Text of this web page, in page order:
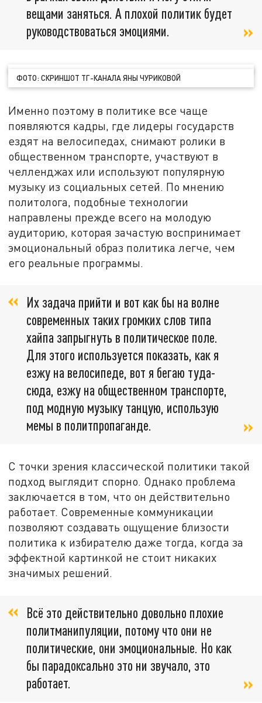
вещами заняться. А плохой политик будет
руководствоваться эмоциями.
ФОТО: СКРИНШОТ ТГ-КАНАЛА ЯНЫ ЧУРИКОВОЙ
Именно поэтому в политике все чаще
появляются кадры, где лидеры государств
ездят на велосипедах, снимают ролики в
общественном транспорте, участвуют в
челленджах или используют популярную
музыку из социальных сетей. По мнению
политолога, подобные технологии
направлены прежде всего на молодую
аудиторию, которая зачастую воспринимает
эмоциональный образ политика легче, чем
его реальные программы.
Их задача прийти и вот как бы на волне
современных таких громких слов типа
хайпа запрыгнуть в политическое поле.
Для этого используется показать, как я
езжу на велосипеде, вот я бегаю туда-
сюда, езжу на общественном транспорте,
под модную музыку танцую, использую
мемы в политпропаганде.
С точки зрения классической политики такой
подход выглядит спорно. Однако проблема
заключается в том, что он действительно
работает. Современные коммуникации
позволяют создавать ощущение близости
политика к избирателю даже тогда, когда за
эффектной картинкой не стоит никаких
значимых решений.
Всё это действительно довольно плохие
политманипуляции, потому что они не
политические, они эмоциональные. Но как
бы парадоксально это ни звучало, это
работает.